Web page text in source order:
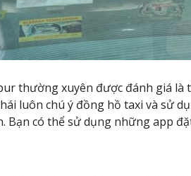
thường xuyên được đánh giá là
luôn chú ý đồng hồ taxi và sử
Bạn có thể sử dụng những app